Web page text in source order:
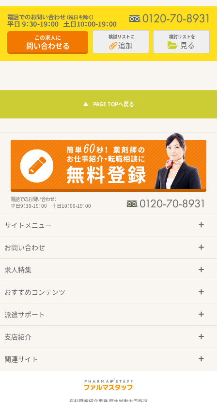
この求人に
問い合わせる
検討リストに
追加
検討リストを
見る
PAGE TOPへ戻る
電話でのお問い合わせ：
平日9：30-19：00 土日10：00-19：00
サイトメニュー
お問い合わせ
求人特集
おすすめコンテンツ
派遣サポート
支店紹介
関連サイト